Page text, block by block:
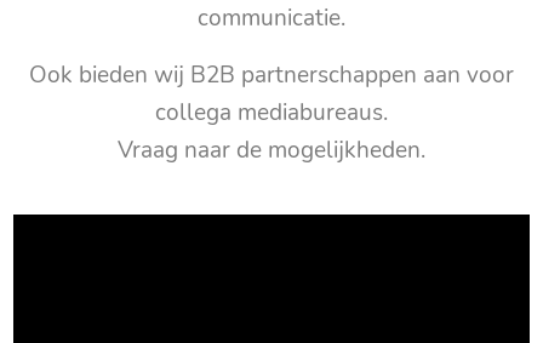
communicatie.
Ook bieden wij B2B partnerschappen aan voor
collega mediabureaus.
Vraag naar de mogelijkheden.